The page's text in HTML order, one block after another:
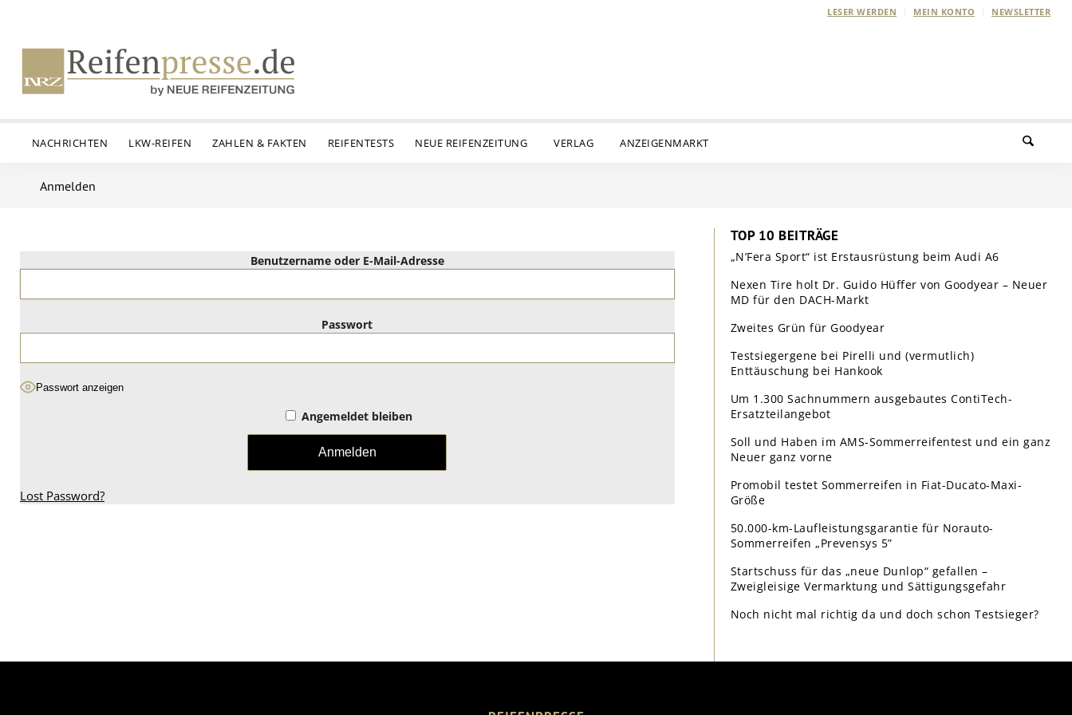
LESER WERDEN MEIN KONTO NEWSLETTER
NACHRICHTEN LKW-REIFEN ZAHLEN & FAKTEN REIFENTESTS NEUE REIFENZEITUNG VERLAG ANZEIGENMARKT
Anmelden
Benutzername oder E-Mail-Adresse
Passwort
Passwort anzeigen
Angemeldet bleiben
Lost Password?
TOP 10 BEITRÄGE
„N’Fera Sport“ ist Erstausrüstung beim Audi A6
Nexen Tire holt Dr. Guido Hüffer von Goodyear – Neuer
MD für den DACH-Markt
Zweites Grün für Goodyear
Testsiegergene bei Pirelli und (vermutlich)
Enttäuschung bei Hankook
Um 1.300 Sachnummern ausgebautes ContiTech-
Ersatzteilangebot
Soll und Haben im AMS-Sommerreifentest und ein ganz
Neuer ganz vorne
Promobil testet Sommerreifen in Fiat-Ducato-Maxi-
Größe
50.000-km-Laufleistungsgarantie für Norauto-
Sommerreifen „Prevensys 5”
Startschuss für das „neue Dunlop“ gefallen –
Zweigleisige Vermarktung und Sättigungsgefahr
Noch nicht mal richtig da und doch schon Testsieger?